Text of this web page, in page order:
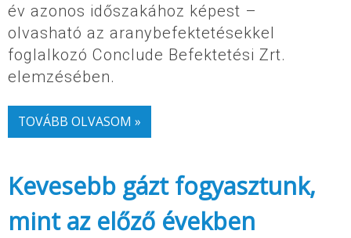
év azonos időszakához képest –
olvasható az aranybefektetésekkel
foglalkozó Conclude Befektetési Zrt.
elemzésében.
TOVÁBB OLVASOM »
Kevesebb gázt fogyasztunk,
mint az előző években